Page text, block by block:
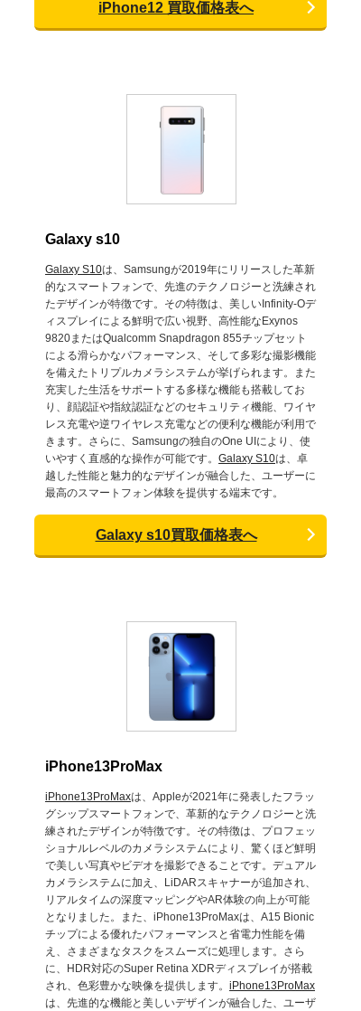
iPhone12 買取価格表へ
Galaxy s10
Galaxy S10は、Samsungが2019年にリリースした革新
的なスマートフォンで、先進のテクノロジーと洗練され
たデザインが特徴です。その特徴は、美しいInfinity-Oデ
ィスプレイによる鮮明で広い視野、高性能なExynos
9820またはQualcomm Snapdragon 855チップセット
による滑らかなパフォーマンス、そして多彩な撮影機能
を備えたトリプルカメラシステムが挙げられます。また
充実した生活をサポートする多様な機能も搭載してお
り、顔認証や指紋認証などのセキュリティ機能、ワイヤ
レス充電や逆ワイヤレス充電などの便利な機能が利用で
きます。さらに、Samsungの独自のOne UIにより、使
いやすく直感的な操作が可能です。 Galaxy S10は、卓
越した性能と魅力的なデザインが融合した、ユーザーに
最高のスマートフォン体験を提供する端末です。
Galaxy s10買取価格表へ
iPhone13ProMax
iPhone13ProMaxは、Appleが2021年に発表したフラッ
グシップスマートフォンで、革新的なテクノロジーと洗
練されたデザインが特徴です。その特徴は、プロフェッ
ショナルレベルのカメラシステムにより、驚くほど鮮明
で美しい写真やビデオを撮影できることです。デュアル
カメラシステムに加え、LiDARスキャナーが追加され、
リアルタイムの深度マッピングやAR体験の向上が可能
となりました。また、iPhone13ProMaxは、A15 Bionic
チップによる優れたパフォーマンスと省電力性能を備
え、さまざまなタスクをスムーズに処理します。さら
に、HDR対応のSuper Retina XDRディスプレイが搭載
され、色彩豊かな映像を提供します。 iPhone13ProMax
は、先進的な機能と美しいデザインが融合した、ユーザ